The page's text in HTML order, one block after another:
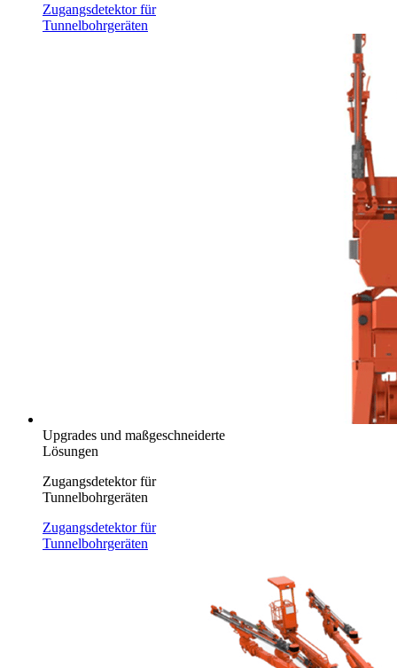
Zugangsdetektor für
Tunnelbohrgeräten
Upgrades und maßgeschneiderte
Lösungen
Zugangsdetektor für
Tunnelbohrgeräten
Zugangsdetektor für
Tunnelbohrgeräten